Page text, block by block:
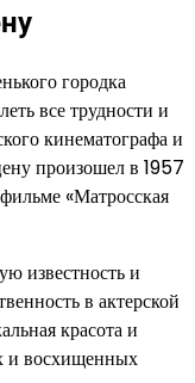
городка
все трудности и
кинематографа и
произошел в 1957
«Матросская
известность и
в актерской
красота и
и восхищенных